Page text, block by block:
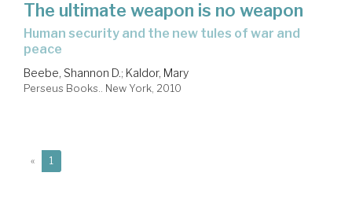
The ultimate weapon is no weapon
human security and the new tules of war and
peace
Beebe, Shannon D.; Kaldor, Mary
Perseus Books.. New York, 2010
« 1